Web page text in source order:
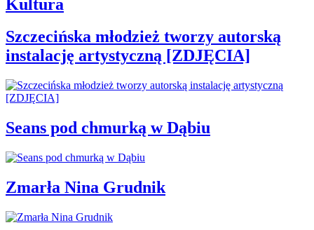
Kultura
Szczecińska młodzież tworzy autorską
instalację artystyczną [ZDJĘCIA]
Seans pod chmurką w Dąbiu
Zmarła Nina Grudnik